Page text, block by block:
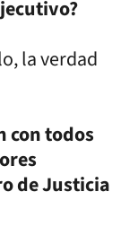
la verdad
con todos
de Justicia